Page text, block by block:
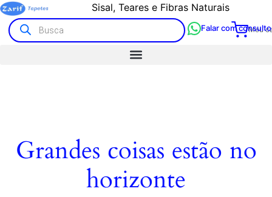
Sisal, Teares e Fibras Naturais
Meu
Falar com
Grandes coisas estão no
horizonte